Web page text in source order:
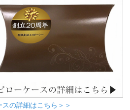
スの詳細はこちら＞＞